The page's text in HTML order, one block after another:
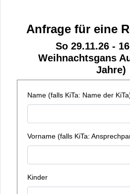
Anfrage für eine
So 29.11.26 -
Weihnachtsgans
Jahre)
Name (falls KiTa: Name der
Vorname (falls KiTa:
Kinder